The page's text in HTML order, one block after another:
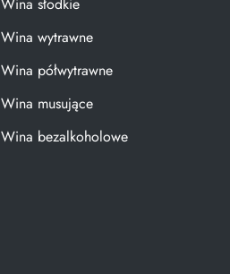
Wina wytrawne
Wina półwytrawne
Wina musujące
Wina bezalkoholowe